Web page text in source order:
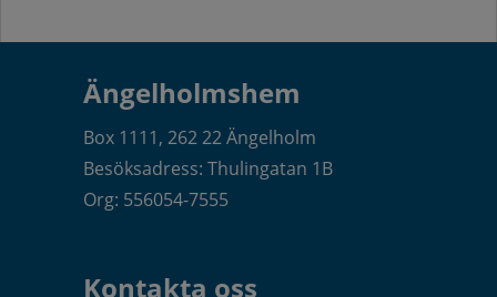
Ängelholmshem
Box 1111, 262 22 Ängelholm
Besöksadress: Thulingatan 1B
Org: 556054-7555
Kontakta oss